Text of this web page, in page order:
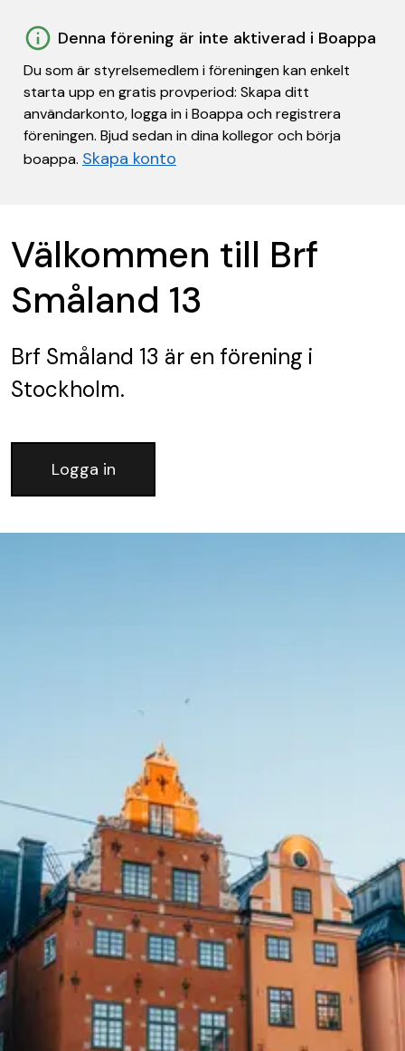
Denna förening är inte aktiverad i Boappa
Du som är styrelsemedlem i föreningen kan enkelt
starta upp en gratis provperiod: Skapa ditt
användarkonto, logga in i Boappa och registrera
föreningen. Bjud sedan in dina kollegor och börja
boappa. Skapa konto
Välkommen till Brf
Småland 13
Brf Småland 13 är en förening i
Stockholm.
Logga in